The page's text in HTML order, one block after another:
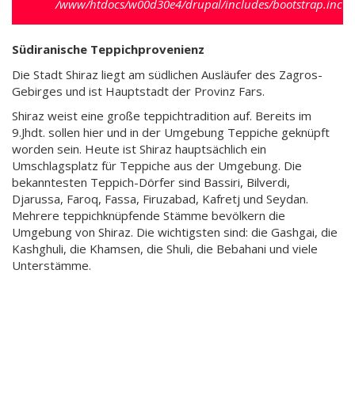
/www/htdocs/w00d30e4/drupal/includes/bootstrap.inc).
Südiranische Teppichprovenienz
Die Stadt Shiraz liegt am südlichen Ausläufer des Zagros-
Gebirges und ist Hauptstadt der Provinz Fars.
Shiraz weist eine große teppichtradition auf. Bereits im
9.Jhdt. sollen hier und in der Umgebung Teppiche geknüpft
worden sein. Heute ist Shiraz hauptsächlich ein
Umschlagsplatz für Teppiche aus der Umgebung. Die
bekanntesten Teppich-Dörfer sind Bassiri, Bilverdi,
Djarussa, Faroq, Fassa, Firuzabad, Kafretj und Seydan.
Mehrere teppichknüpfende Stämme bevölkern die
Umgebung von Shiraz. Die wichtigsten sind: die Gashgai, die
Kashghuli, die Khamsen, die Shuli, die Bebahani und viele
Unterstämme.